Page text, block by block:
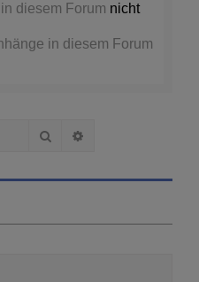
diesem Forum nicht
in diesem Forum
Suche